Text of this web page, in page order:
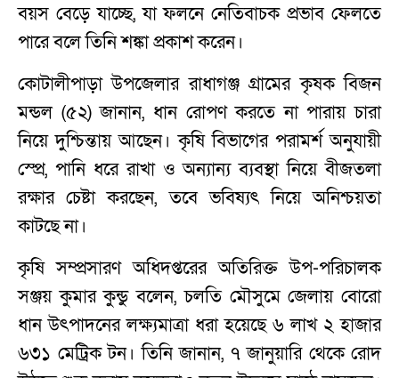
বয়স বেড়ে যাচ্ছে, যা ফলনে নেতিবাচক প্রভাব ফেলতে
পারে বলে তিনি শঙ্কা প্রকাশ করেন।
কোটালীপাড়া উপজেলার রাধাগঞ্জ গ্রামের কৃষক বিজন
মন্ডল (৫২) জানান, ধান রোপণ করতে না পারায় চারা
নিয়ে দুশ্চিন্তায় আছেন। কৃষি বিভাগের পরামর্শ অনুযায়ী
স্প্রে, পানি ধরে রাখা ও অন্যান্য ব্যবস্থা নিয়ে বীজতলা
রক্ষার চেষ্টা করছেন, তবে ভবিষ্যৎ নিয়ে অনিশ্চয়তা
কাটছে না।
কৃষি সম্প্রসারণ অধিদপ্তরের অতিরিক্ত উপ-পরিচালক
সঞ্জয় কুমার কুন্ডু বলেন, চলতি মৌসুমে জেলায় বোরো
ধান উৎপাদনের লক্ষ্যমাত্রা ধরা হয়েছে ৬ লাখ ২ হাজার
৬৩১ মেট্রিক টন। তিনি জানান, ৭ জানুয়ারি থেকে রোদ